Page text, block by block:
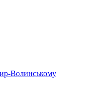
Волинському